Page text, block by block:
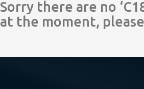
Sorry there are no
at the moment,